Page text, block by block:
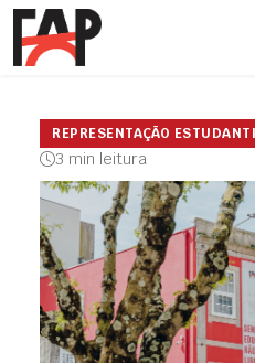
REPRESENTAÇÃO
3 min leitura